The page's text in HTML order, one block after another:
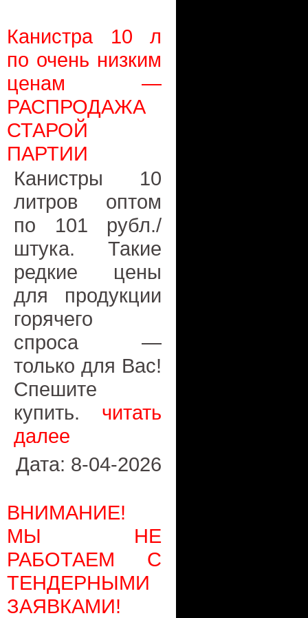
Канистра 10 л
по очень низким
ценам —
РАСПРОДАЖА
СТАРОЙ
ПАРТИИ
Канистры 10
литров оптом
по 101 рубл./
штука. Такие
редкие цены
для продукции
горячего
спроса —
только для Вас!
Спешите
купить. читать
далее
Дата: 8-04-2026
ВНИМАНИЕ!
МЫ НЕ
РАБОТАЕМ С
ТЕНДЕРНЫМИ
ЗАЯВКАМИ!